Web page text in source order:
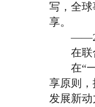
写，全
享。
在联合
在“一
享原则
发展新